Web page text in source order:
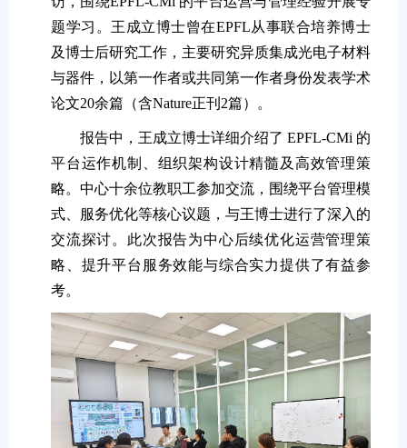
题学习。王成立博士曾在EPFL从事联合培养博士
及博士后研究工作，主要研究异质集成光电子材料
与器件，以第一作者或共同第一作者身份发表学术
论文20余篇（含Nature正刊2篇）。
报告中，王成立博士详细介绍了 EPFL-CMi 的
平台运作机制、组织架构设计精髓及高效管理策
略。中心十余位教职工参加交流，围绕平台管理模
式、服务优化等核心议题，与王博士进行了深入的
交流探讨。此次报告为中心后续优化运营管理策
略、提升平台服务效能与综合实力提供了有益参
考。